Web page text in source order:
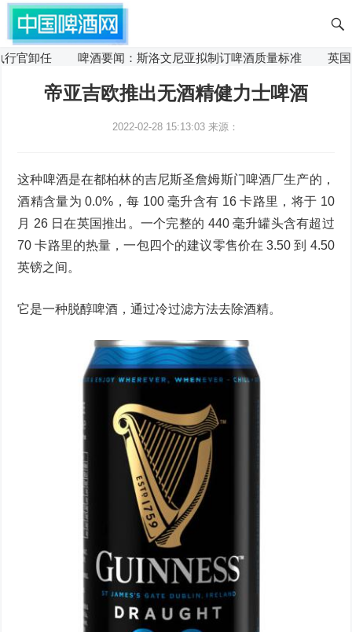
官卸任 啤酒要闻：斯洛文尼亚拟制订啤酒质量标准 英国
帝亚吉欧推出无酒精健力士啤酒
2022-02-28 15:13:03 来源：
这种啤酒是在都柏林的吉尼斯圣詹姆斯门啤酒厂生产的，
酒精含量为 0.0%，每 100 毫升含有 16 卡路里，将于 10
月 26 日在英国推出。一个完整的 440 毫升罐头含有超过
70 卡路里的热量，一包四个的建议零售价在 3.50 到 4.50
英镑之间。
它是一种脱醇啤酒，通过冷过滤方法去除酒精。